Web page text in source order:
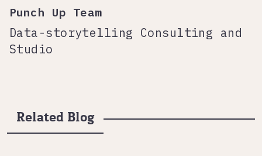
Punch Up Team
Data-storytelling Consulting and
Studio
Related Blog